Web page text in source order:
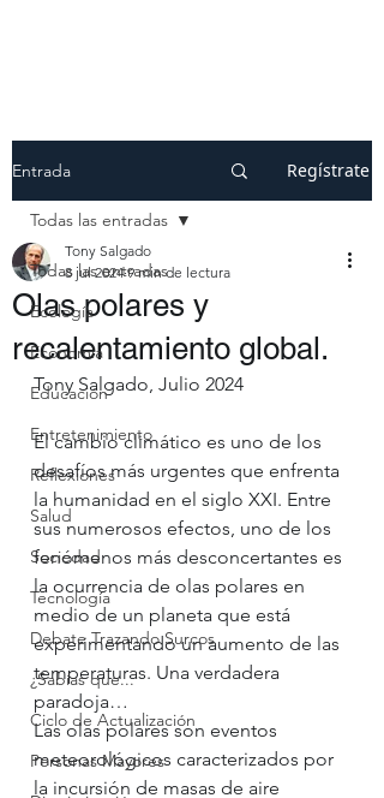
Entrada Regístrate
Todas las entradas
Ecología
Economía
Educación
Entretenimiento
Reflexiones
Salud
Sociedad
Tecnología
Debate Trazando Surcos
¿Sabías que...
Ciclo de Actualización
Personas Mayores
Todas las entradas
Olas polares y
recalentamiento global.
Tony Salgado
8 jul 2024 9 min de lectura
Tony Salgado, Julio 2024
El cambio climático es uno de los
desafíos más urgentes que enfrenta
la humanidad en el siglo XXI. Entre
sus numerosos efectos, uno de los
fenómenos más desconcertantes es
la ocurrencia de olas polares en
medio de un planeta que está
experimentando un aumento de las
temperaturas. Una verdadera
paradoja…
Las olas polares son eventos
meteorológicos caracterizados por
la incursión de masas de aire